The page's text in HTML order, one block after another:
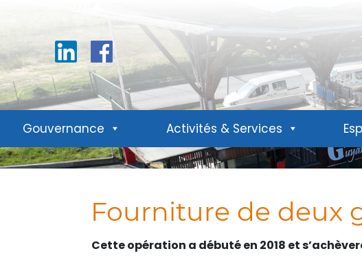
LinkedinFacebook
Gouvernance Activités & Services
Fourniture de deux
Cette opération a débuté en 2018 et